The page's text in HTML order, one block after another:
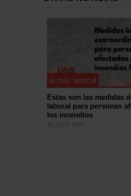
Acción Sindical
Estas son las medidas
laboral para personas
los incendios
30 JULIO, 2026